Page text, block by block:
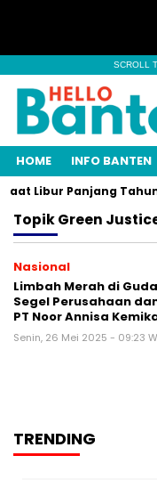
SCROLL
HOME INFO BANTEN
Libur Panjang Tahun
TopikGreen
Nasional
Limbah Merah di
Segel Perusahaan
PT Noor Annisa
Senin, 26 Mei 2025 - 09:23
TRENDING